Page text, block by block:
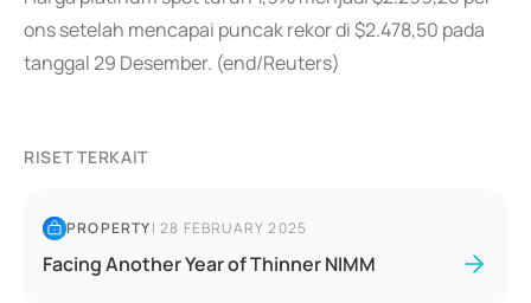
ons setelah mencapai puncak rekor di $2.478,50 pada
tanggal 29 Desember. (end/Reuters)
RISET TERKAIT
PROPERTY|28 FEBRUARY 2025
Facing Another Year of Thinner NIMM